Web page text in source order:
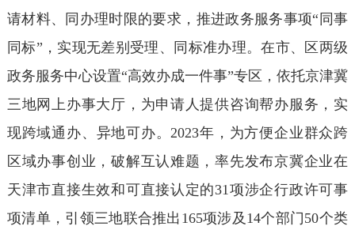
请材料、同办理时限的要求，推进政务服务事项“同事
同标”，实现无差别受理、同标准办理。在市、区两级
政务服务中心设置“高效办成一件事”专区，依托京津冀
三地网上办事大厅，为申请人提供咨询帮办服务，实
现跨域通办、异地可办。2023年，为方便企业群众跨
区域办事创业，破解互认难题，率先发布京冀企业在
天津市直接生效和可直接认定的31项涉企行政许可事
项清单，引领三地联合推出165项涉及14个部门50个类